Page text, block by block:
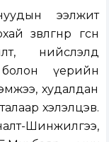
ээлжит
өгсөн
нийслэлд
үерийн
худалдан
хэлэлцэв.
Шинжилгээ,